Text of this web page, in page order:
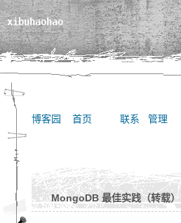
xibuhaohao
博客园 首页 联系 管理
MongoDB 最佳实践（转载）